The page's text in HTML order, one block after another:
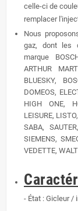
celle-ci de
remplacer
Nous
gaz, dont les
marque
ARTHUR
BLUESKY,
DOMEOS,
HIGH ONE,
LEISURE,
SABA,
SIEMENS,
VEDETTE,
- État : Gicleur /